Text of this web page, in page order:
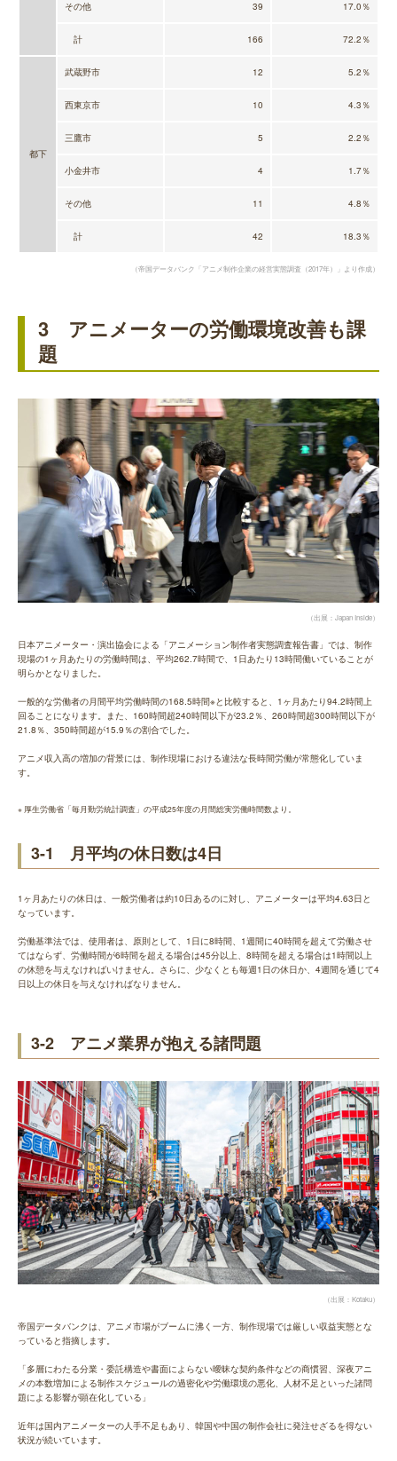
その他 39 17.0％
計 166 72.2％
都下
武蔵野市 12 5.2％
西東京市 10 4.3％
三鷹市 5 2.2％
小金井市 4 1.7％
その他 11 4.8％
計 42 18.3％
（帝国データバンク「アニメ制作企業の経営実態調査（2017年）」より作成）
3 アニメーターの労働環境改善も課
題
（出展：Japan Inside）
日本アニメーター・演出協会による「アニメーション制作者実態調査報告書」では、制作
現場の1ヶ月あたりの労働時間は、平均262.7時間で、1日あたり13時間働いていることが
明らかとなりました。
一般的な労働者の月間平均労働時間の168.5時間※と比較すると、1ヶ月あたり94.2時間上
回ることになります。また、160時間超240時間以下が23.2％、260時間超300時間以下が
21.8％、350時間超が15.9％の割合でした。
アニメ収入高の増加の背景には、制作現場における違法な長時間労働が常態化していま
す。
※ 厚生労働省「毎月勤労統計調査」の平成25年度の月間総実労働時間数より。
3-1 月平均の休日数は4日
1ヶ月あたりの休日は、一般労働者は約10日あるのに対し、アニメーターは平均4.63日と
なっています。
労働基準法では、使用者は、原則として、1日に8時間、1週間に40時間を超えて労働させ
てはならず、労働時間が6時間を超える場合は45分以上、8時間を超える場合は1時間以上
の休憩を与えなければいけません。さらに、少なくとも毎週1日の休日か、4週間を通じて4
日以上の休日を与えなければなりません。
3-2 アニメ業界が抱える諸問題
（出展：Kotaku）
帝国データバンクは、アニメ市場がブームに沸く一方、制作現場では厳しい収益実態とな
っていると指摘します。
「多層にわたる分業・委託構造や書面によらない曖昧な契約条件などの商慣習、深夜アニ
メの本数増加による制作スケジュールの過密化や労働環境の悪化、人材不足といった諸問
題による影響が顕在化している」
近年は国内アニメーターの人手不足もあり、韓国や中国の制作会社に発注せざるを得ない
状況が続いています。